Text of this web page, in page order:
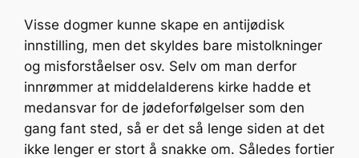
Visse dogmer kunne skape en antijødisk
innstilling, men det skyldes bare mistolkninger
og misforståelser osv. Selv om man derfor
innrømmer at middelalderens kirke hadde et
medansvar for de jødeforfølgelser som den
gang fant sted, så er det så lenge siden at det
ikke lenger er stort å snakke om. Således fortier